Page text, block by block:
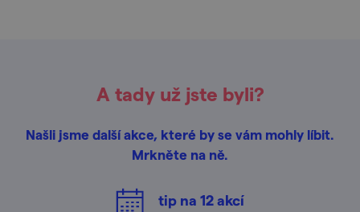
A tady už jste byli?
Našli jsme další akce, které by se vám mohly líbit.
Mrkněte na ně.
tip na 12akcí